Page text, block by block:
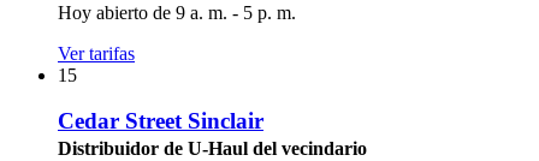
Hoy abierto de 9 a. m. - 5 p. m.
Ver tarifas
15
Cedar Street Sinclair
Distribuidor de U-Haul del vecindario